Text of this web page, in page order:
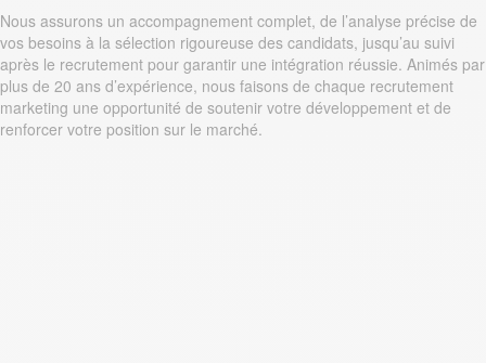
Nous assurons un accompagnement complet, de l’analyse précise de
vos besoins à la sélection rigoureuse des candidats, jusqu’au suivi
après le recrutement pour garantir une intégration réussie. Animés par
plus de 20 ans d’expérience, nous faisons de chaque recrutement
marketing une opportunité de soutenir votre développement et de
renforcer votre position sur le marché.